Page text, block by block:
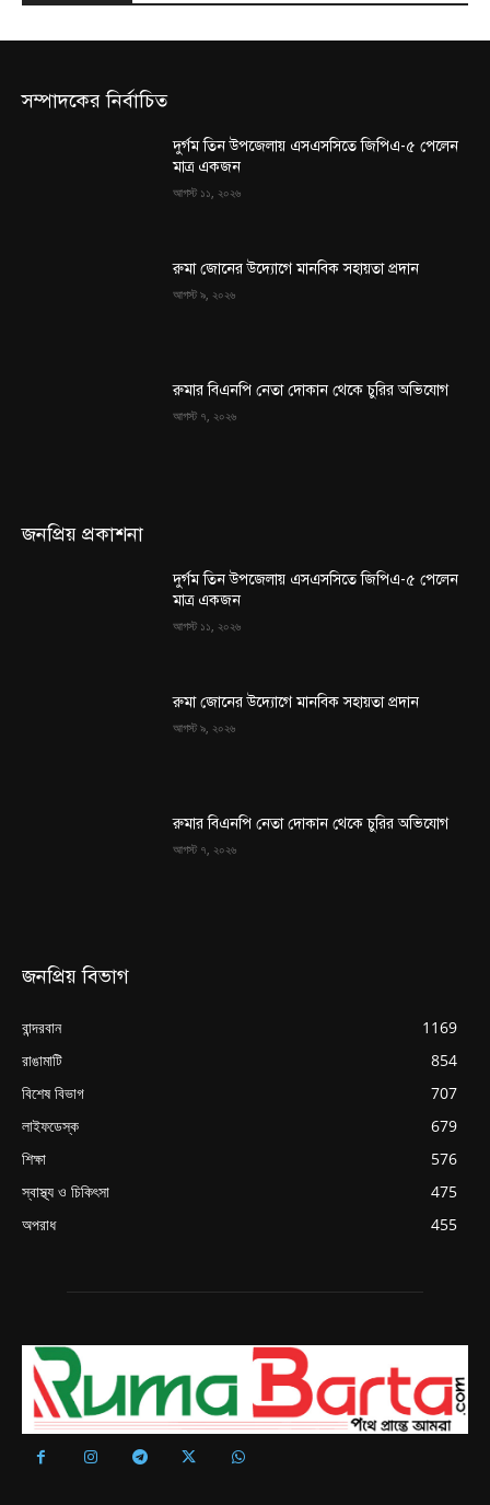
সম্পাদকের নির্বাচিত
দুর্গম তিন উপজেলায় এসএসসিতে জিপিএ-৫ পেলেন
মাত্র একজন
আগস্ট ১১, ২০২৬
রুমা জোনের উদ্যোগে মানবিক সহায়তা প্রদান
আগস্ট ৯, ২০২৬
রুমার বিএনপি নেতা দোকান থেকে চুরির অভিযোগ
আগস্ট ৭, ২০২৬
জনপ্রিয় প্রকাশনা
দুর্গম তিন উপজেলায় এসএসসিতে জিপিএ-৫ পেলেন
মাত্র একজন
আগস্ট ১১, ২০২৬
রুমা জোনের উদ্যোগে মানবিক সহায়তা প্রদান
আগস্ট ৯, ২০২৬
রুমার বিএনপি নেতা দোকান থেকে চুরির অভিযোগ
আগস্ট ৭, ২০২৬
জনপ্রিয় বিভাগ
বান্দরবান
1169
রাঙামাটি
854
বিশেষ বিভাগ
707
লাইফডেস্ক
679
শিক্ষা
576
স্বাস্থ্য ও চিকিৎসা
475
অপরাধ
455